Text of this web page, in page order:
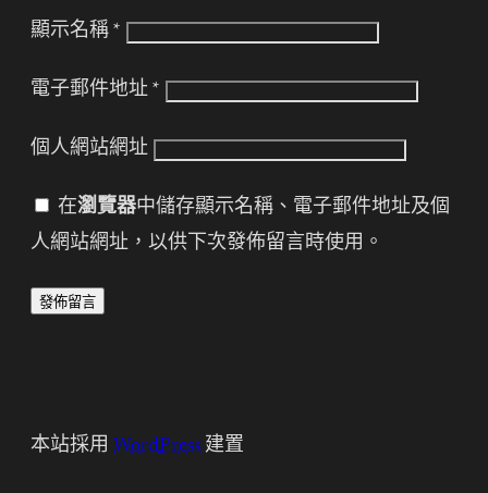
顯示名稱 *
電子郵件地址 *
個人網站網址
在瀏覽器中儲存顯示名稱、電子郵件地址及個
人網站網址，以供下次發佈留言時使用。
本站採用 WordPress 建置